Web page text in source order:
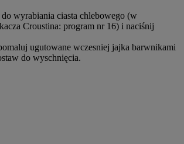
wyrabiania ciasta chlebowego (w
Croustina: program nr 16) i naciśnij
ugutowane wczesniej jajka barwnikami
do wyschnięcia.